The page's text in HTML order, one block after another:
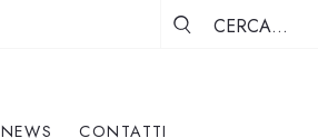
NEWS CONTATTI